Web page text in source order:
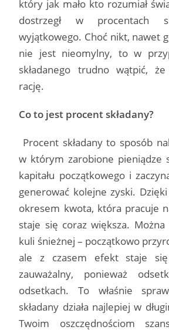
który jak mało kto rozumiał
dostrzegł w procentach
wyjątkowego. Choć nikt, nawet
nie jest nieomylny, to w
składanego trudno wątpić,
rację.
Co to jest procent składany?
Procent składany to sposób
w którym zarobione pieniądze
kapitału początkowego i
generować kolejne zyski.
okresem kwota, która pracuje
staje się coraz większa.
kuli śnieżnej – początkowo
ale z czasem efekt staje
zauważalny, ponieważ
odsetkach. To właśnie
składany działa najlepiej w
Twoim oszczędnościom